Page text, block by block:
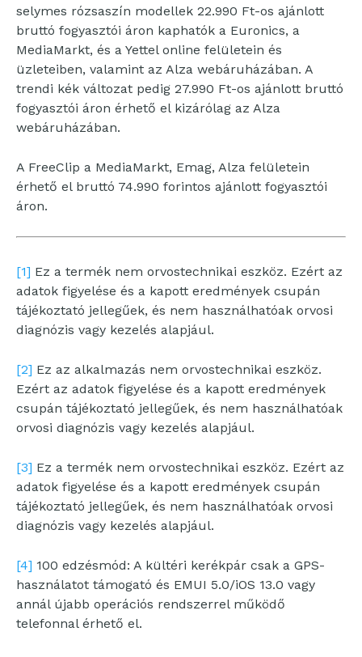
selymes rózsaszín modellek 22.990 Ft-os ajánlott
bruttó fogyasztói áron kaphatók a Euronics, a
MediaMarkt, és a Yettel online felületein és
üzleteiben, valamint az Alza webáruházában. A
trendi kék változat pedig 27.990 Ft-os ajánlott bruttó
fogyasztói áron érhető el kizárólag az Alza
webáruházában.
A FreeClip a MediaMarkt, Emag, Alza felületein
érhető el bruttó 74.990 forintos ajánlott fogyasztói
áron.
[1] Ez a termék nem orvostechnikai eszköz. Ezért az
adatok figyelése és a kapott eredmények csupán
tájékoztató jellegűek, és nem használhatóak orvosi
diagnózis vagy kezelés alapjául.
[2] Ez az alkalmazás nem orvostechnikai eszköz.
Ezért az adatok figyelése és a kapott eredmények
csupán tájékoztató jellegűek, és nem használhatóak
orvosi diagnózis vagy kezelés alapjául.
[3] Ez a termék nem orvostechnikai eszköz. Ezért az
adatok figyelése és a kapott eredmények csupán
tájékoztató jellegűek, és nem használhatóak orvosi
diagnózis vagy kezelés alapjául.
[4] 100 edzésmód: A kültéri kerékpár csak a GPS-
használatot támogató és EMUI 5.0/iOS 13.0 vagy
annál újabb operációs rendszerrel működő
telefonnal érhető el.